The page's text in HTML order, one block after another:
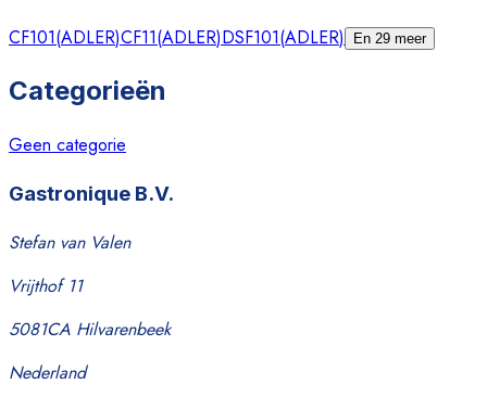
CF101(ADLER)CF11(ADLER)DSF101(ADLER) En 29 meer
Categorieën
Geen categorie
Gastronique B.V.
Stefan van Valen
Vrijthof 11
5081CA Hilvarenbeek
Nederland